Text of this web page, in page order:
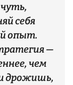
себя
опыт.
—
чем
дрожишь,